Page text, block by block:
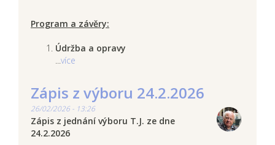
Program a závěry:
Údržba a opravy
...více
Zápis z výboru 24.2.2026
26/02/2026 - 13:26
Zápis z jednání výboru T.J. ze dne
24.2.2026